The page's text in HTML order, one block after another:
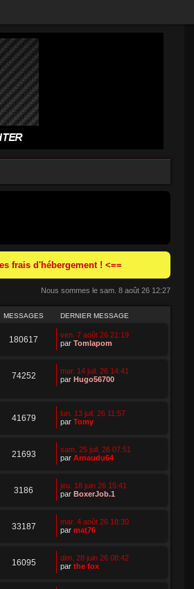
frais d'hébergement ! <==
Nous sommes le sam. 8 août 26 12:27
MESSAGES DERNIER MESSAGE
180617
ven. 7 août 26 21:19
parTomlapom
74252
mar. 14 juil. 26 14:41
par Hugo56700
41679
lun. 13 juil. 26 11:57
parTomy
21693
sam. 25 juil. 26 07:51
parArnaudu64
3186
jeu. 18 juin 26 15:41
par BoxerJob.1
33187
mar. 4 août 26 18:30
parmat76
16095
dim. 28 juin 26 08:42
parthe fox